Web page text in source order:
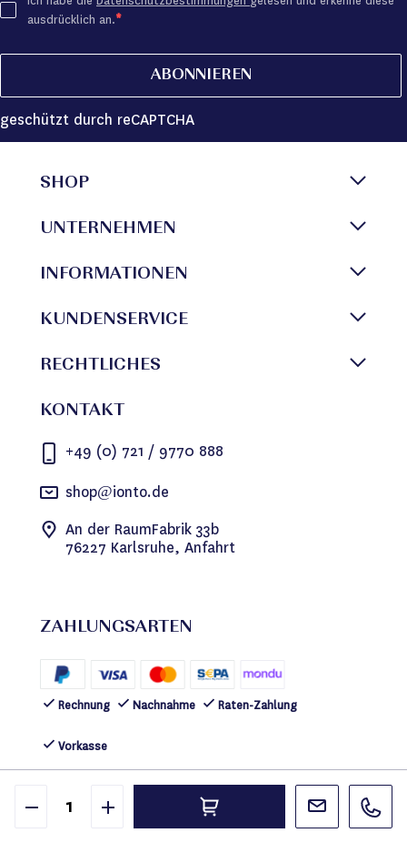
ausdrücklich an.
ABONNIEREN
geschützt durch reCAPTCHA
SHOP
UNTERNEHMEN
INFORMATIONEN
KUNDENSERVICE
RECHTLICHES
KONTAKT
+49 (0) 721 / 9770 888
shop@ionto.de
An der RaumFabrik 33b
76227 Karlsruhe, Anfahrt
ZAHLUNGSARTEN
Rechnung Nachnahme Raten-Zahlung
Vorkasse
©2026 IONTO Health & Beauty GmbH
FOLGEN SIE UNS